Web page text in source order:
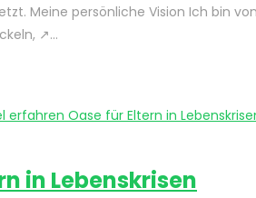
Meine persönliche Vision Ich bin
↗️…
in Lebenskrisen